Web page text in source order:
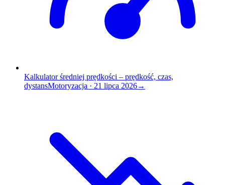
Kalkulator średniej prędkości – prędkość, czas,
dystansMotoryzacja · 21 lipca 2026→